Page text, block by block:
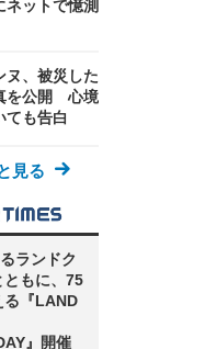
ネットで憶測
ヌ、被災した
を公開 心境
ても告白
見る
ランドク
ともに、75
る『LAND
』開催